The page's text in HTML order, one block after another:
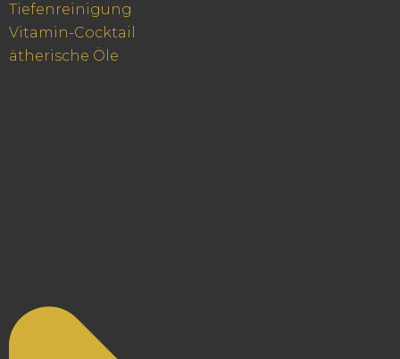
Tiefenreinigung
Vitamin-Cocktail
ätherische Öle